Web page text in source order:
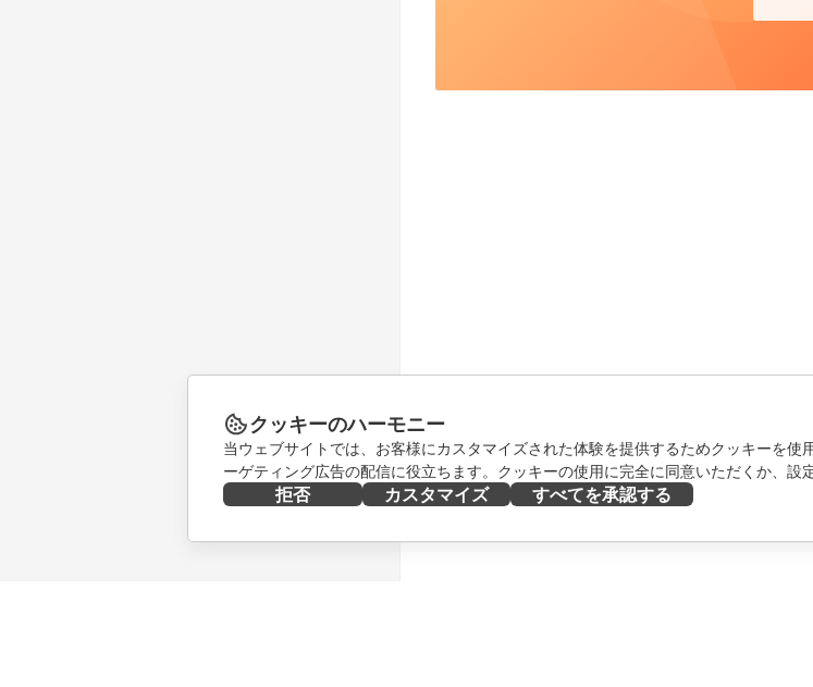
クッキーのハーモニー
当ウェブサイトでは、お客様にカスタマイズされた体験を提供するためクッキーを
ーゲティング広告の配信に役立ちます。クッキーの使用に完全に同意いただくか、設
拒否 カスタマイズ すべてを承認する